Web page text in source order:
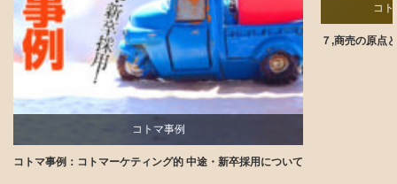
コトマ事例
講師ブログ
コトマ事例：コトマーケティング的 中途・新卒採用について
コ
７,商売の原点